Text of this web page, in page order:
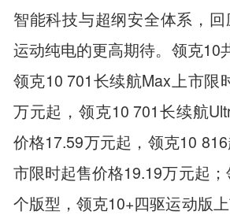
智能科技与超纲安全体系，
运动纯电的更高期待。领克10
领克10 701长续航Max上市限
万元起，领克10 701长续航
价格17.59万元起，领克10
市限时起售价格19.19万元起
个版型，领克10+四驱运动版